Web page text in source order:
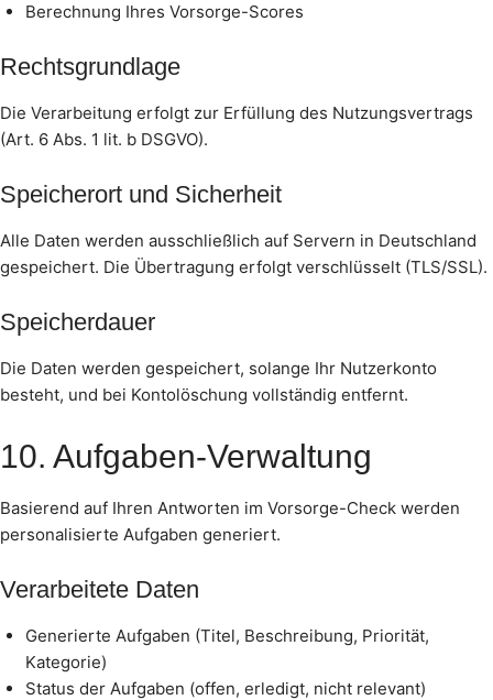
Berechnung Ihres Vorsorge-Scores
Rechtsgrundlage
Die Verarbeitung erfolgt zur Erfüllung des Nutzungsvertrags
(Art. 6 Abs. 1 lit. b DSGVO).
Speicherort und Sicherheit
Alle Daten werden ausschließlich auf Servern in Deutschland
gespeichert. Die Übertragung erfolgt verschlüsselt (TLS/SSL).
Speicherdauer
Die Daten werden gespeichert, solange Ihr Nutzerkonto
besteht, und bei Kontolöschung vollständig entfernt.
10. Aufgaben-Verwaltung
Basierend auf Ihren Antworten im Vorsorge-Check werden
personalisierte Aufgaben generiert.
Verarbeitete Daten
Generierte Aufgaben (Titel, Beschreibung, Priorität,
Kategorie)
Status der Aufgaben (offen, erledigt, nicht relevant)